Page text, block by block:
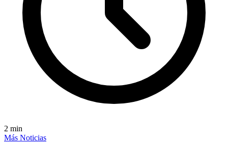
2 min
Más Noticias